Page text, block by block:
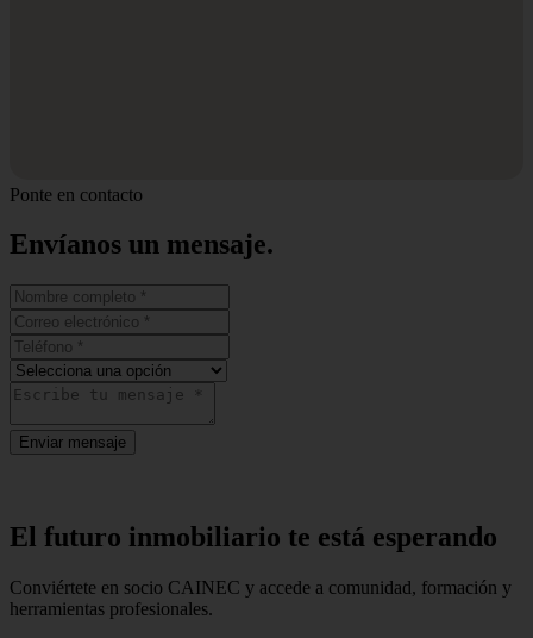
Ponte en contacto
Envíanos un mensaje.
Enviar mensaje
El futuro inmobiliario te está esperando
Conviértete en socio CAINEC y accede a comunidad, formación y
herramientas profesionales.